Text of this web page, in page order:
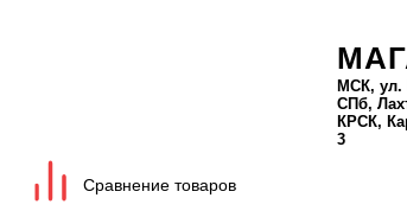
МСК, ул.
СПб,
КРСК,
3
Сравнение товаров